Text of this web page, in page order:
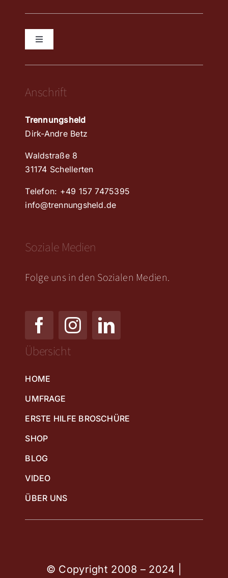
Toggle
KONTAKT
IMPRESSUM
DATENSCHUTZERKLÄRUNG
RICHTLINIE FÜR RÜCKERSTATTUNG UND RÜCKGABEN
Anschrift
Trennungsheld
Dirk-Andre Betz
Waldstraße 8
31174 Schellerten
Telefon: +49 157 7475395
info@trennungsheld.de
Soziale Medien
Folge uns in den Sozialen Medien.
Übersicht
HOME
UMFRAGE
ERSTE HILFE BROSCHÜRE
SHOP
BLOG
VIDEO
ÜBER UNS
© Copyright 2008 – 2024 |